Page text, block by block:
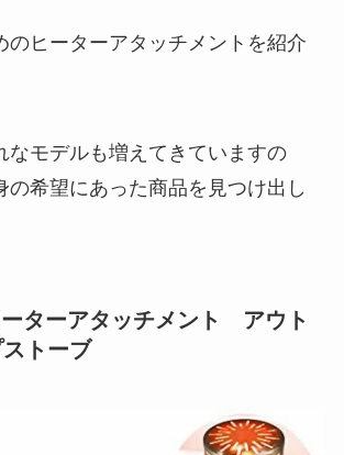
のヒーターアタッチメントを紹介
なモデルも増えてきていますの
の希望にあった商品を見つけ出し
ターアタッチメント アウト
ストーブ